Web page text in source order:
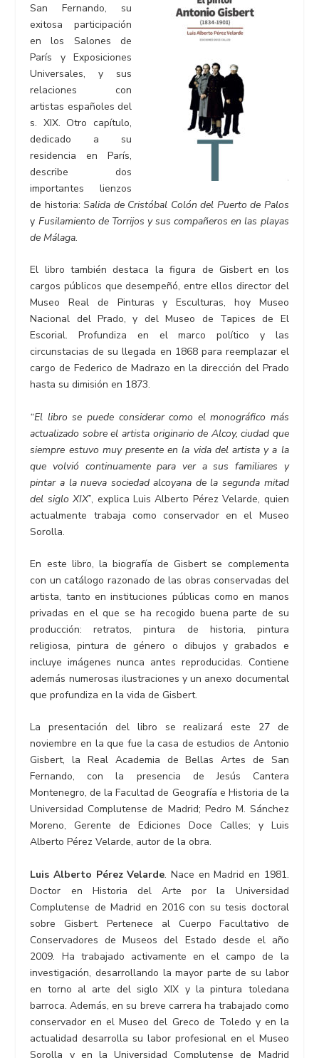
San Fernando, su
exitosa participación
en los Salones de
París y Exposiciones
Universales, y sus
relaciones con
artistas españoles del
s. XIX. Otro capítulo,
dedicado a su
residencia en París,
describe dos
importantes lienzos
de historia:Salida de Cristóbal Colón del Puerto de Palos
y Fusilamiento de Torrijos y sus compañeros en las playas
de Málaga.
El libro también destaca la figura de Gisbert en los
cargos públicos que desempeñó, entre ellos director del
Museo Real de Pinturas y Esculturas, hoy Museo
Nacional del Prado, y del Museo de Tapices de El
Escorial. Profundiza en el marco político y las
circunstacias de su llegada en 1868 para reemplazar el
cargo de Federico de Madrazo en la dirección del Prado
hasta su dimisión en 1873.
“El libro se puede considerar como el monográfico más
actualizado sobre el artista originario de Alcoy, ciudad que
siempre estuvo muy presente en la vida del artista y a la
que volvió continuamente para ver a sus familiares y
pintar a la nueva sociedad alcoyana de la segunda mitad
del siglo XIX”, explica Luis Alberto Pérez Velarde, quien
actualmente trabaja como conservador en el Museo
Sorolla.
En este libro, la biografía de Gisbert se complementa
con un catálogo razonado de las obras conservadas del
artista, tanto en instituciones públicas como en manos
privadas en el que se ha recogido buena parte de su
producción: retratos, pintura de historia, pintura
religiosa, pintura de género o dibujos y grabados e
incluye imágenes nunca antes reproducidas. Contiene
además numerosas ilustraciones y un anexo documental
que profundiza en la vida de Gisbert.
La presentación del libro se realizará este 27 de
noviembre en la que fue la casa de estudios de Antonio
Gisbert, la Real Academia de Bellas Artes de San
Fernando, con la presencia de Jesús Cantera
Montenegro, de la Facultad de Geografía e Historia de la
Universidad Complutense de Madrid; Pedro M. Sánchez
Moreno, Gerente de Ediciones Doce Calles; y Luis
Alberto Pérez Velarde, autor de la obra.
Luis Alberto Pérez Velarde. Nace en Madrid en 1981.
Doctor en Historia del Arte por la Universidad
Complutense de Madrid en 2016 con su tesis doctoral
sobre Gisbert. Pertenece al Cuerpo Facultativo de
Conservadores de Museos del Estado desde el año
2009. Ha trabajado activamente en el campo de la
investigación, desarrollando la mayor parte de su labor
en torno al arte del siglo XIX y la pintura toledana
barroca. Además, en su breve carrera ha trabajado como
conservador en el Museo del Greco de Toledo y en la
actualidad desarrolla su labor profesional en el Museo
Sorolla y en la Universidad Complutense de Madrid